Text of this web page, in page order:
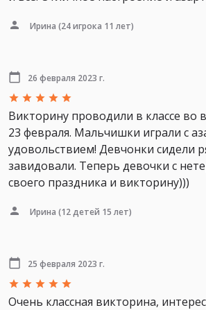
Ирина (24 игрока 11 лет)
26 февраля 2023 г.
Викторину проводили в классе во
23 февраля. Мальчишки играли с
удовольствием! Девчонки сидели
завидовали. Теперь девочки с
своего праздника и викторину)))
Ирина (12 детей 15 лет)
25 февраля 2023 г.
Очень классная викторина,